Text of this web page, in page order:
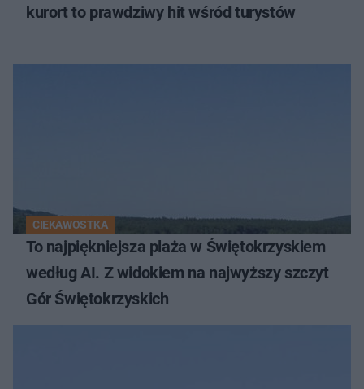
kurort to prawdziwy hit wśród turystów
CIEKAWOSTKA
To najpiękniejsza plaża w Świętokrzyskiem
według AI. Z widokiem na najwyższy szczyt
Gór Świętokrzyskich